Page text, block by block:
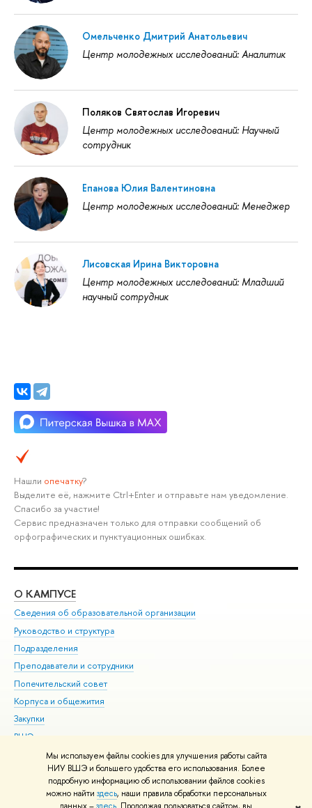
Мы используем файлы cookies для улучшения работы сайта
НИУ ВШЭ и большего удобства его использования. Более
подробную информацию об использовании файлов cookies
можно найти здесь, наши правила обработки персональных
Омельченко Дмитрий Анатольевич
Центр молодежных исследований: Аналитик
Поляков Святослав Игоревич
Центр молодежных исследований: Научный
сотрудник
Епанова Юлия Валентиновна
Центр молодежных исследований: Менеджер
Лисовская Ирина Викторовна
Центр молодежных исследований: Младший
научный сотрудник
Нашли опечатку?
Выделите её, нажмите Ctrl+Enter и отправьте нам уведомление.
Спасибо за участие!
Сервис предназначен только для отправки сообщений об
орфографических и пунктуационных ошибках.
О КАМПУСЕ
Сведения об образовательной организации
Руководство и структура
Подразделения
Преподаватели и сотрудники
Попечительский совет
Корпуса и общежития
Закупки
ВШЭ для студентов с ограниченными возможностями
здоровья и инвалидностью
Версия для слабовидящих
Единая платежная страница